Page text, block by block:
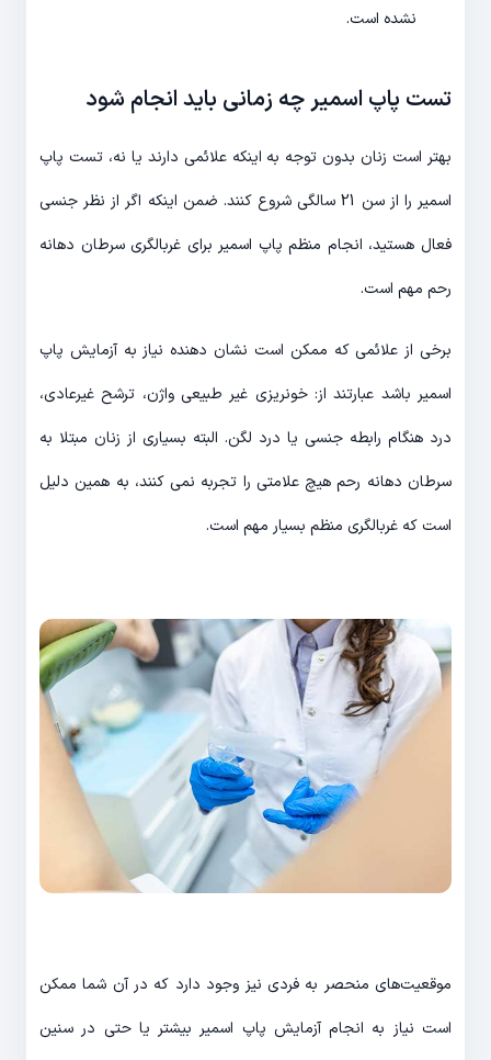
نشده است.
تست پاپ اسمیر چه زمانی باید انجام شود
بهتر است زنان بدون توجه به اینکه علائمی دارند یا نه، تست پاپ
اسمیر را از سن 21 سالگی شروع کنند. ضمن اینکه اگر از نظر جنسی
فعال هستید، انجام منظم پاپ اسمیر برای غربالگری سرطان دهانه
رحم مهم است.
برخی از علائمی که ممکن است نشان دهنده نیاز به آزمایش پاپ
اسمیر باشد عبارتند از: خونریزی غیر طبیعی واژن، ترشح غیرعادی،
درد هنگام رابطه جنسی یا درد لگن. البته بسیاری از زنان مبتلا به
سرطان دهانه رحم هیچ علامتی را تجربه نمی کنند، به همین دلیل
است که غربالگری منظم بسیار مهم است.
موقعیت‌های منحصر به فردی نیز وجود دارد که در آن شما ممکن
است نیاز به انجام آزمایش پاپ اسمیر بیشتر یا حتی در سنین